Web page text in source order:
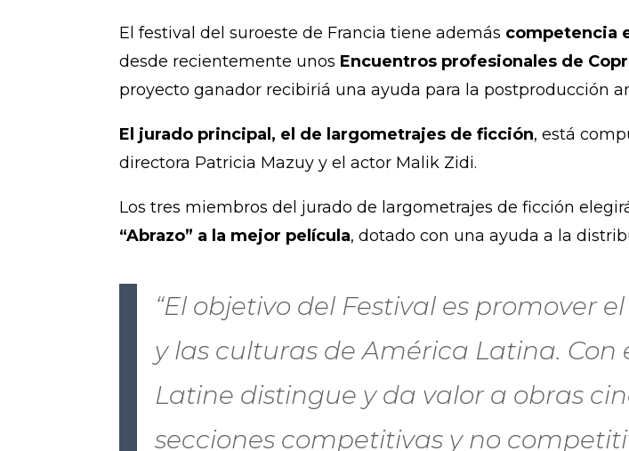
El festival del suroeste de Francia tiene además competencia
desde recientemente unos Encuentros profesionales de
proyecto ganador recibiriá una ayuda para la postproducción
El jurado principal, el de largometrajes de ficción, está
directora Patricia Mazuy y el actor Malik Zidi.
Los tres miembros del jurado de largometrajes de ficción
“Abrazo” a la mejor película, dotado con una ayuda a la
“El objetivo del Festival es promover
y las culturas de América Latina.
Latine distingue y da valor a obras
secciones competitivas y no